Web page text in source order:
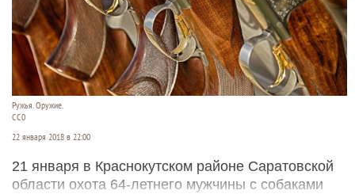
Ружья. Оружие.
СС0
22 января 2018 в 22:00
21 января в Краснокутском районе Саратовской
области охота 64-летнего мужчины с собаками